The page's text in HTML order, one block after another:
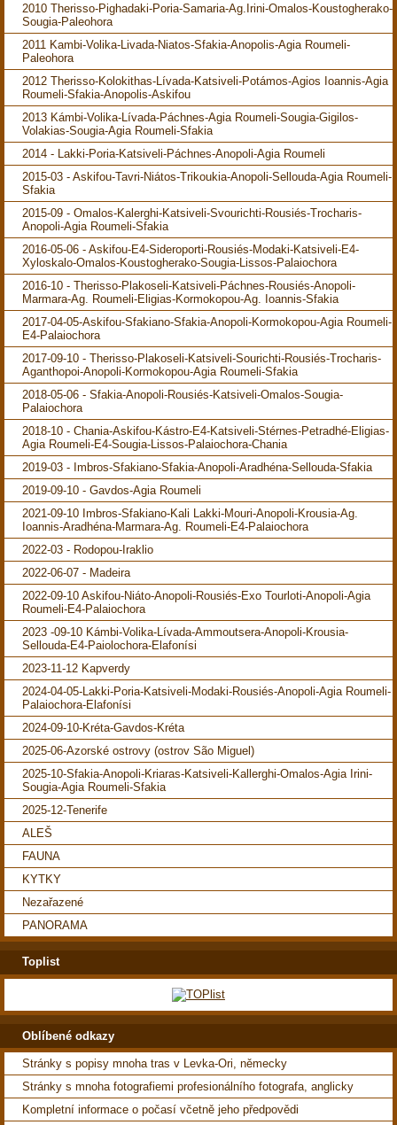
2010 Therisso-Pighadaki-Poria-Samaria-Ag.Irini-Omalos-Koustogherako-
Sougia-Paleohora
2011 Kambi-Volika-Livada-Niatos-Sfakia-Anopolis-Agia Roumeli-
Paleohora
2012 Therisso-Kolokithas-Lívada-Katsiveli-Potámos-Agios Ioannis-Agia
Roumeli-Sfakia-Anopolis-Askifou
2013 Kámbi-Volika-Lívada-Páchnes-Agia Roumeli-Sougia-Gigilos-
Volakias-Sougia-Agia Roumeli-Sfakia
2014 - Lakki-Poria-Katsiveli-Páchnes-Anopoli-Agia Roumeli
2015-03 - Askifou-Tavri-Niátos-Trikoukia-Anopoli-Sellouda-Agia Roumeli-
Sfakia
2015-09 - Omalos-Kalerghi-Katsiveli-Svourichti-Rousiés-Trocharis-
Anopoli-Agia Roumeli-Sfakia
2016-05-06 - Askifou-E4-Sideroporti-Rousiés-Modaki-Katsiveli-E4-
Xyloskalo-Omalos-Koustogherako-Sougia-Lissos-Palaiochora
2016-10 - Therisso-Plakoseli-Katsiveli-Páchnes-Rousiés-Anopoli-
Marmara-Ag. Roumeli-Eligias-Kormokopou-Ag. Ioannis-Sfakia
2017-04-05-Askifou-Sfakiano-Sfakia-Anopoli-Kormokopou-Agia Roumeli-
E4-Palaiochora
2017-09-10 - Therisso-Plakoseli-Katsiveli-Sourichti-Rousiés-Trocharis-
Aganthopoi-Anopoli-Kormokopou-Agia Roumeli-Sfakia
2018-05-06 - Sfakia-Anopoli-Rousiés-Katsiveli-Omalos-Sougia-
Palaiochora
2018-10 - Chania-Askifou-Kástro-E4-Katsiveli-Stérnes-Petradhé-Eligias-
Agia Roumeli-E4-Sougia-Lissos-Palaiochora-Chania
2019-03 - Imbros-Sfakiano-Sfakia-Anopoli-Aradhéna-Sellouda-Sfakia
2019-09-10 - Gavdos-Agia Roumeli
2021-09-10 Imbros-Sfakiano-Kali Lakki-Mouri-Anopoli-Krousia-Ag.
Ioannis-Aradhéna-Marmara-Ag. Roumeli-E4-Palaiochora
2022-03 - Rodopou-Iraklio
2022-06-07 - Madeira
2022-09-10 Askifou-Niáto-Anopoli-Rousiés-Exo Tourloti-Anopoli-Agia
Roumeli-E4-Palaiochora
2023 -09-10 Kámbi-Volika-Lívada-Ammoutsera-Anopoli-Krousia-
Sellouda-E4-Paiolochora-Elafonísi
2023-11-12 Kapverdy
2024-04-05-Lakki-Poria-Katsiveli-Modaki-Rousiés-Anopoli-Agia Roumeli-
Palaiochora-Elafonísi
2024-09-10-Kréta-Gavdos-Kréta
2025-06-Azorské ostrovy (ostrov São Miguel)
2025-10-Sfakia-Anopoli-Kriaras-Katsiveli-Kallerghi-Omalos-Agia Irini-
Sougia-Agia Roumeli-Sfakia
2025-12-Tenerife
ALEŠ
FAUNA
KYTKY
Nezařazené
PANORAMA
Toplist
Oblíbené odkazy
Stránky s popisy mnoha tras v Levka-Ori, německy
Stránky s mnoha fotografiemi profesionálního fotografa, anglicky
Kompletní informace o počasí včetně jeho předpovědi